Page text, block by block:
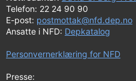
Telefon: 22 24 90 90
E-post: postmottak@nfd.dep.no
Ansatte i NFD: Depkatalog
Personvernerklæring for NFD
Presse: